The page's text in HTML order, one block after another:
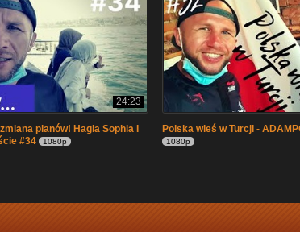
24:23
planów! Hagia Sophia I
#34
1080p
Polska wieś w Turcji -
1080p